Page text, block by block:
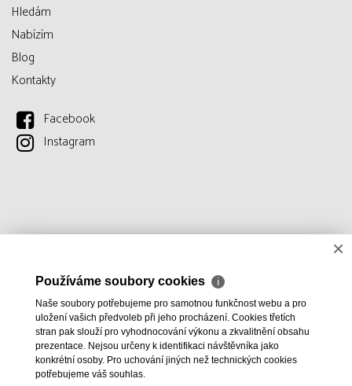
Hledám
Nabízím
Blog
Kontakty
Facebook
Instagram
×
Používáme soubory cookies ℹ
Naše soubory potřebujeme pro samotnou funkčnost webu a pro
uložení vašich předvoleb při jeho procházení. Cookies třetích
stran pak slouží pro vyhodnocování výkonu a zkvalitnění obsahu
prezentace. Nejsou určeny k identifikaci návštěvníka jako
konkrétní osoby. Pro uchování jiných než technických cookies
potřebujeme váš souhlas.